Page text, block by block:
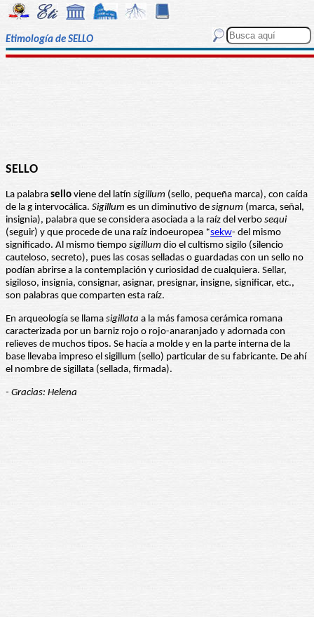
Etimología de SELLO
SELLO
La palabra sello viene del latín sigillum (sello, pequeña marca), con caída
de la g intervocálica. Sigillum es un diminutivo de signum (marca, señal,
insignia), palabra que se considera asociada a la raíz del verbo sequi
(seguir) y que procede de una raíz indoeuropea *sekw- del mismo
significado. Al mismo tiempo sigillum dio el cultismo sigilo (silencio
cauteloso, secreto), pues las cosas selladas o guardadas con un sello no
podían abrirse a la contemplación y curiosidad de cualquiera. Sellar,
sigiloso, insignia, consignar, asignar, presignar, insigne, significar, etc.,
son palabras que comparten esta raíz.
En arqueología se llama sigillata a la más famosa cerámica romana
caracterizada por un barniz rojo o rojo-anaranjado y adornada con
relieves de muchos tipos. Se hacía a molde y en la parte interna de la
base llevaba impreso el sigillum (sello) particular de su fabricante. De ahí
el nombre de sigillata (sellada, firmada).
- Gracias: Helena